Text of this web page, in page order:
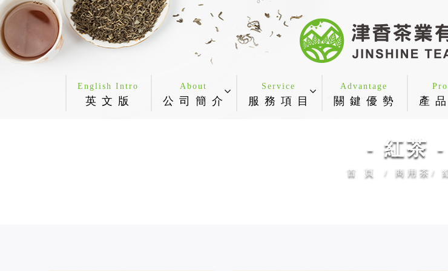
English Intro
英 文 版
About
公 司 簡 介
Service
服 務 項 目
Advantage
關 鍵 優 勢 產
- 紅茶 -
首 頁 商用茶